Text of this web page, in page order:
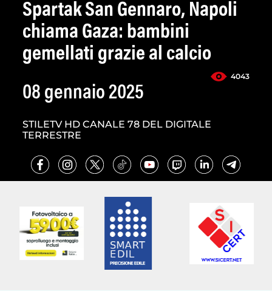
Spartak San Gennaro, Napoli
chiama Gaza: bambini
gemellati grazie al calcio
4043
08 gennaio 2025
STILETV HD CANALE 78 DEL DIGITALE
TERRESTRE